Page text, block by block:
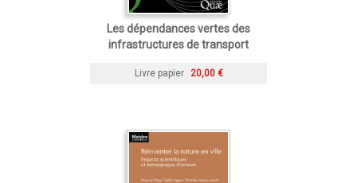
Les dépendances vertes des
infrastructures de transport
Livre papier 20,00 €